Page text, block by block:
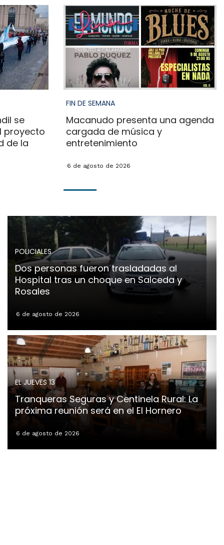
se
proyecto
de la
FIN DE SEMANA
Macanudo presenta una agenda
cargada de música y
entretenimiento
6 de agosto de 2026
POLICIALES
Dos personas fueron trasladadas al
Hospital tras un choque en Salceda y
Rosales
6 de agosto de 2026
EL JUEVES 13
Tranqueras Seguras y Centinela Rural: La
próxima reunión será en el El Hornero
6 de agosto de 2026